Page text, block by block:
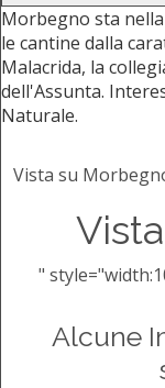
Morbegno sta
le cantine dalla
Malacrida, la
dell'Assunta.
Naturale.
Vista su
"
Alcune